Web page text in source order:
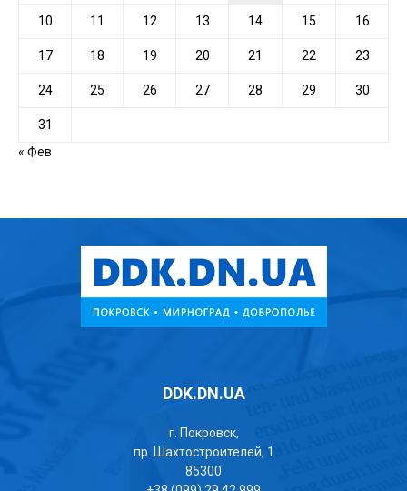
10 11 12 13 14 15 16
17 18 19 20 21 22 23
24 25 26 27 28 29 30
31
« Фев
DDK.DN.UA
г. Покровск,
пр. Шахтостроителей, 1
85300